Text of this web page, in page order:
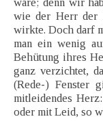
wäre; denn wir
wie der Herr der
wirkte. Doch darf
man ein wenig
Behütung ihres
ganz verzichtet,
(Rede-) Fenster
mitleidendes
oder mit Leid, so